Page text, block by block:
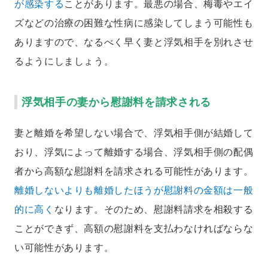
が感染する ことがあります。最悪の場合、梅毒やエイ
ズなどの治療の困難な性病に感染してしまう可能性も
ありますので、なるべく早く妻と浮気相手を別れさせ
るようにしましょう。
浮気相手の妻から慰謝料を請求される
妻と離婚を希望しない場合で、浮気相手側が結婚して
おり、浮気によって離婚する場合、浮気相手側の配偶
者から高額な慰謝料を請求される可能性があります。
離婚しないよりも離婚したほうが慰謝料の金額は一般
的に高く なります。そのため、慰謝料請求を相殺する
ことができず、高額の慰謝料を支払わなければならな
い可能性があります。